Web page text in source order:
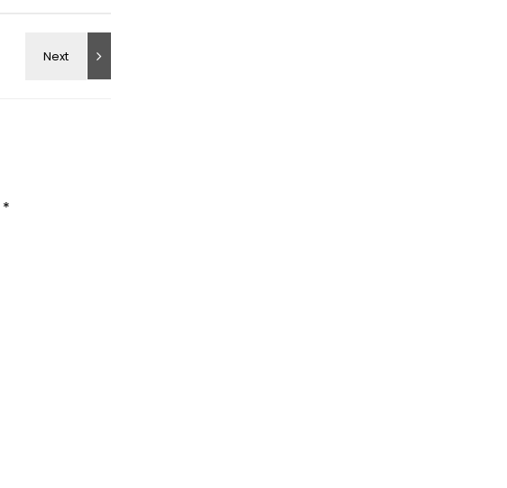
*